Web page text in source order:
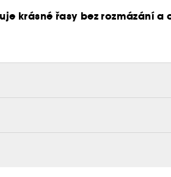
krásné řasy bez rozmázání
která drží.
vody.